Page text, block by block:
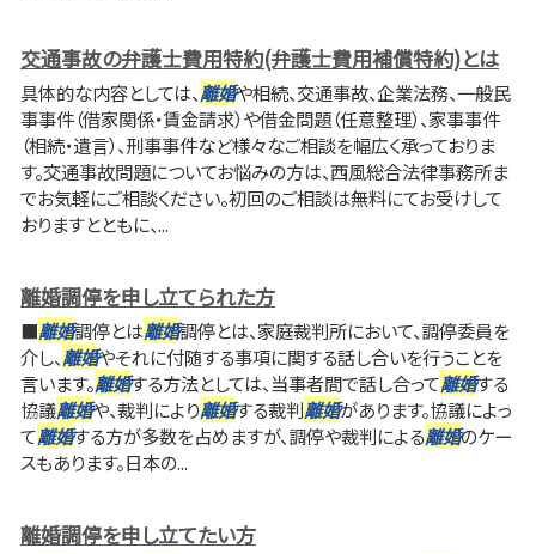
交通事故の弁護士費用特約(弁護士費用補償特約)とは
具体的な内容としては、離婚や相続、交通事故、企業法務、一般民
事事件（借家関係・賃金請求）や借金問題（任意整理）、家事事件
（相続・遺言）、刑事事件など様々なご相談を幅広く承っておりま
す。交通事故問題についてお悩みの方は、西風総合法律事務所ま
でお気軽にご相談ください。初回のご相談は無料にてお受けして
おりますとともに、...
離婚調停を申し立てられた方
■離婚調停とは離婚調停とは、家庭裁判所において、調停委員を
介し、離婚やそれに付随する事項に関する話し合いを行うことを
言います。離婚する方法としては、当事者間で話し合って離婚する
協議離婚や、裁判により離婚する裁判離婚があります。協議によっ
て離婚する方が多数を占めますが、調停や裁判による離婚のケー
スもあります。日本の...
離婚調停を申し立てたい方